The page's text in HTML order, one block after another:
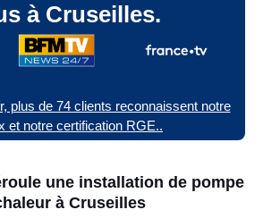
à Cruseilles.
plus de 74 clients reconnaissent notre
et notre certification RGE..
une installation de pompe
à Cruseilles